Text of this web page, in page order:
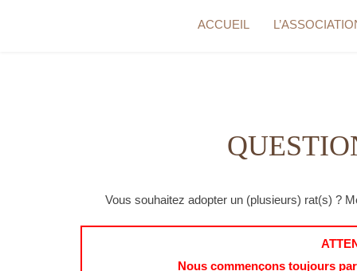
ACCUEIL
Vous souhaitez adopter un (plusieurs) rat(s) ?
Nous commençons toujours